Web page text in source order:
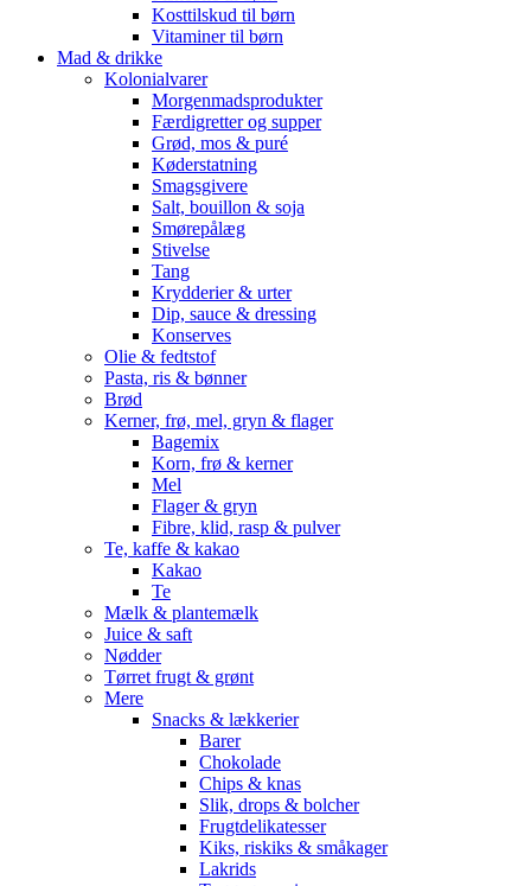
Kosttilskud til børn
Vitaminer til børn
Mad & drikke
Kolonialvarer
Morgenmadsprodukter
Færdigretter og supper
Grød, mos & puré
Køderstatning
Smagsgivere
Salt, bouillon & soja
Smørepålæg
Stivelse
Tang
Krydderier & urter
Dip, sauce & dressing
Konserves
Olie & fedtstof
Pasta, ris & bønner
Brød
Kerner, frø, mel, gryn & flager
Bagemix
Korn, frø & kerner
Mel
Flager & gryn
Fibre, klid, rasp & pulver
Te, kaffe & kakao
Kakao
Te
Mælk & plantemælk
Juice & saft
Nødder
Tørret frugt & grønt
Mere
Snacks & lækkerier
Barer
Chokolade
Chips & knas
Slik, drops & bolcher
Frugtdelikatesser
Kiks, riskiks & småkager
Lakrids